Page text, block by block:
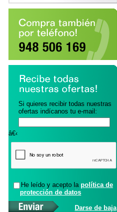
Si quieres recibir todas nuestras
ofertas indícanos tu e-mail:
â€‹
He leído y acepto la política de
protección de datos
Darse de baja